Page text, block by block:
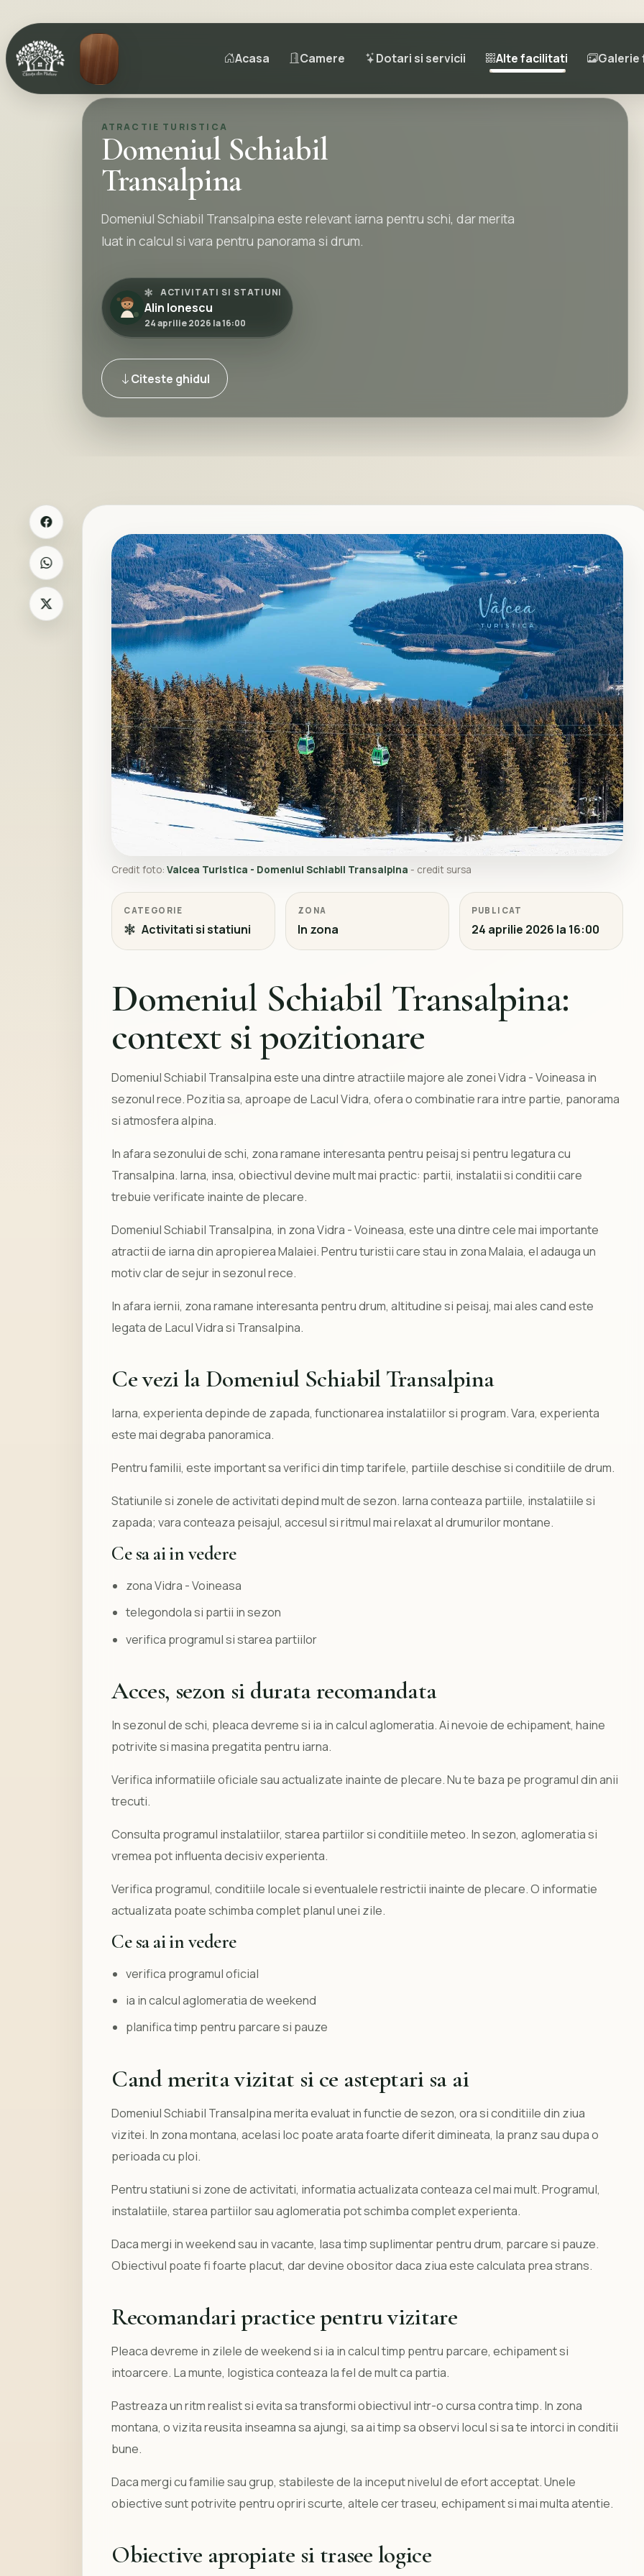
Acasa Camere Dotari si servicii Alte facilitati
ATRACTIE TURISTICA
Domeniul Schiabil
Transalpina
Domeniul Schiabil Transalpina este relevant iarna pentru schi, dar merita
luat in calcul si vara pentru panorama si drum.
ACTIVITATI SI STATIUNI
Alin Ionescu
24 aprilie 2026 la 16:00
Citeste ghidul
Credit foto:Valcea Turistica - Domeniul Schiabil Transalpina - credit sursa
CATEGORIE
Activitati si statiuni
ZONA
In zona
PUBLICAT
24 aprilie 2026 la 16:00
Domeniul Schiabil Transalpina:
context si pozitionare
Domeniul Schiabil Transalpina este una dintre atractiile majore ale zonei Vidra - Voineasa in
sezonul rece. Pozitia sa, aproape de Lacul Vidra, ofera o combinatie rara intre partie, panorama
si atmosfera alpina.
In afara sezonului de schi, zona ramane interesanta pentru peisaj si pentru legatura cu
Transalpina. Iarna, insa, obiectivul devine mult mai practic: partii, instalatii si conditii care
trebuie verificate inainte de plecare.
Domeniul Schiabil Transalpina, in zona Vidra - Voineasa, este una dintre cele mai importante
atractii de iarna din apropierea Malaiei. Pentru turistii care stau in zona Malaia, el adauga un
motiv clar de sejur in sezonul rece.
In afara iernii, zona ramane interesanta pentru drum, altitudine si peisaj, mai ales cand este
legata de Lacul Vidra si Transalpina.
Ce vezi la Domeniul Schiabil Transalpina
Iarna, experienta depinde de zapada, functionarea instalatiilor si program. Vara, experienta
este mai degraba panoramica.
Pentru familii, este important sa verifici din timp tarifele, partiile deschise si conditiile de drum.
Statiunile si zonele de activitati depind mult de sezon. Iarna conteaza partiile, instalatiile si
zapada; vara conteaza peisajul, accesul si ritmul mai relaxat al drumurilor montane.
Ce sa ai in vedere
zona Vidra - Voineasa
telegondola si partii in sezon
verifica programul si starea partiilor
Acces, sezon si durata recomandata
In sezonul de schi, pleaca devreme si ia in calcul aglomeratia. Ai nevoie de echipament, haine
potrivite si masina pregatita pentru iarna.
Verifica informatiile oficiale sau actualizate inainte de plecare. Nu te baza pe programul din anii
trecuti.
Consulta programul instalatiilor, starea partiilor si conditiile meteo. In sezon, aglomeratia si
vremea pot influenta decisiv experienta.
Verifica programul, conditiile locale si eventualele restrictii inainte de plecare. O informatie
actualizata poate schimba complet planul unei zile.
Ce sa ai in vedere
verifica programul oficial
ia in calcul aglomeratia de weekend
planifica timp pentru parcare si pauze
Cand merita vizitat si ce asteptari sa ai
Domeniul Schiabil Transalpina merita evaluat in functie de sezon, ora si conditiile din ziua
vizitei. In zona montana, acelasi loc poate arata foarte diferit dimineata, la pranz sau dupa o
perioada cu ploi.
Pentru statiuni si zone de activitati, informatia actualizata conteaza cel mai mult. Programul,
instalatiile, starea partiilor sau aglomeratia pot schimba complet experienta.
Daca mergi in weekend sau in vacante, lasa timp suplimentar pentru drum, parcare si pauze.
Obiectivul poate fi foarte placut, dar devine obositor daca ziua este calculata prea strans.
Recomandari practice pentru vizitare
Pleaca devreme in zilele de weekend si ia in calcul timp pentru parcare, echipament si
intoarcere. La munte, logistica conteaza la fel de mult ca partia.
Pastreaza un ritm realist si evita sa transformi obiectivul intr-o cursa contra timp. In zona
montana, o vizita reusita inseamna sa ajungi, sa ai timp sa observi locul si sa te intorci in conditii
bune.
Daca mergi cu familie sau grup, stabileste de la inceput nivelul de efort acceptat. Unele
obiective sunt potrivite pentru opriri scurte, altele cer traseu, echipament si mai multa atentie.
Obiective apropiate si trasee logice